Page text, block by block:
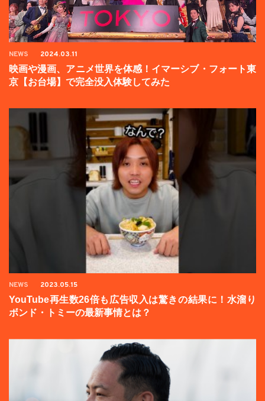
NEWS 2024.03.11
映画や漫画、アニメ世界を体感！イマーシブ・フォート東
京【お台場】で完全没入体験してみた
NEWS 2023.05.15
YouTube再生数26倍も広告収入は驚きの結果に！水溜り
ボンド・トミーの最新事情とは？